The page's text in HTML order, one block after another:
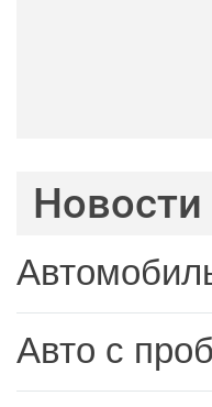
Новости
Авто с